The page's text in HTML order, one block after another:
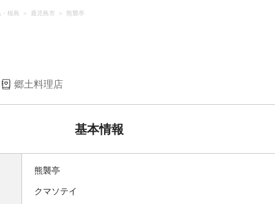
桜島 鹿児島市 熊襲亭
郷土料理店
基本情報
熊襲亭
クマソテイ